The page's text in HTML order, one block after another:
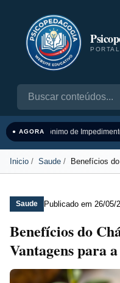
● AGORASinônimo de
Inicio Saude Benefícios
Saude Publicado em 26/05/
Benefícios do
Vantagens para